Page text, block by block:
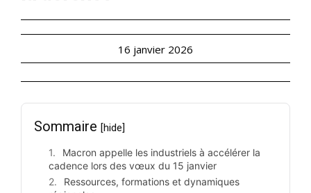
16 janvier 2026
Sommaire [hide]
Macron appelle les industriels à accélérer la
cadence lors des vœux du 15 janvier
Ressources, formations et dynamiques